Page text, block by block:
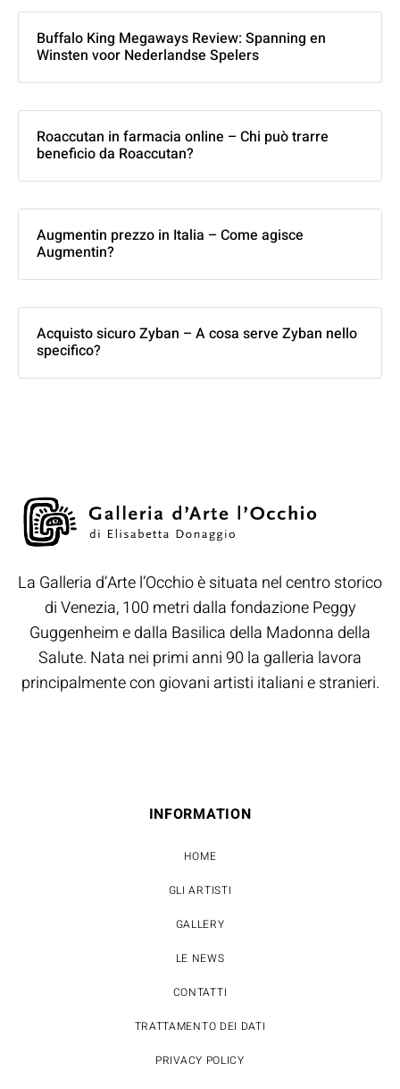
Buffalo King Megaways Review: Spanning en
Winsten voor Nederlandse Spelers
Roaccutan in farmacia online – Chi può trarre
beneficio da Roaccutan?
Augmentin prezzo in Italia – Come agisce
Augmentin?
Acquisto sicuro Zyban – A cosa serve Zyban nello
specifico?
La Galleria d’Arte l’Occhio è situata nel centro storico
di Venezia, 100 metri dalla fondazione Peggy
Guggenheim e dalla Basilica della Madonna della
Salute. Nata nei primi anni 90 la galleria lavora
principalmente con giovani artisti italiani e stranieri.
INFORMATION
HOME
GLI ARTISTI
GALLERY
LE NEWS
CONTATTI
TRATTAMENTO DEI DATI
PRIVACY POLICY